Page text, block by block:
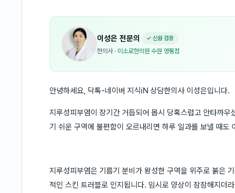
이성은 전문의 ✓ 신원 검증
한의사 · 미소로한의원 수원 영통점
안녕하세요, 닥톡-네이버 지식iN 상담한의사 이성은입니다.
지루성피부염이 장기간 거듭되어 몹시 당혹스럽고 안타까
기 쉬운 구역에 불편함이 오르내리면 하루 일과를 보낼 때도
지루성피부염은 기름기 분비가 왕성한 구역을 위주로 붉은
적인 스킨 트러블로 인지됩니다. 임시로 양상이 잠잠해지더